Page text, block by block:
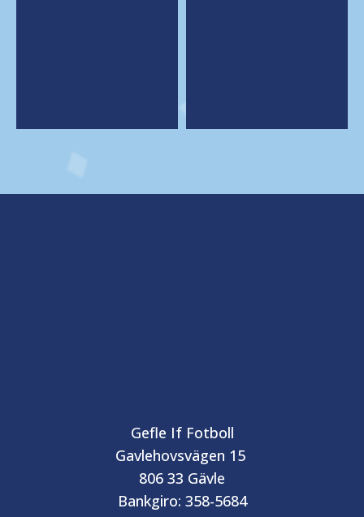
Gefle If Fotboll
Gavlehovsvägen 15
806 33 Gävle
Bankgiro: 358-5684